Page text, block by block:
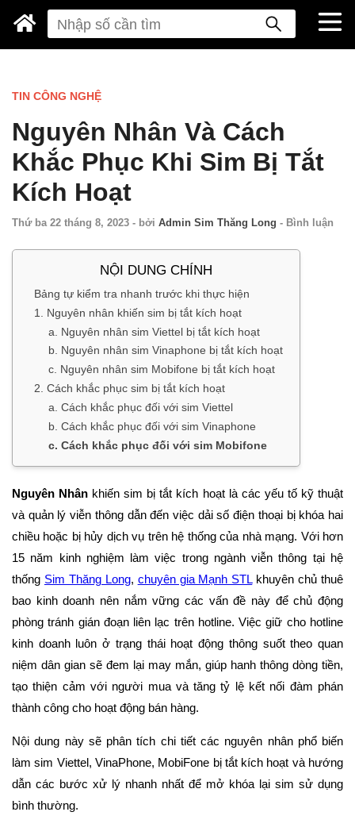
TIN CÔNG NGHỆ
Nguyên Nhân Và Cách
Khắc Phục Khi Sim Bị Tắt
Kích Hoạt
Thứ ba 22 tháng 8, 2023 - bởi Admin Sim Thăng Long - Bình luận
NỘI DUNG CHÍNH
Bảng tự kiểm tra nhanh trước khi thực hiện
1. Nguyên nhân khiến sim bị tắt kích hoạt
a. Nguyên nhân sim Viettel bị tắt kích hoạt
b. Nguyên nhân sim Vinaphone bị tắt kích hoạt
c. Nguyên nhân sim Mobifone bị tắt kích hoạt
2. Cách khắc phục sim bị tắt kích hoạt
a. Cách khắc phục đối với sim Viettel
b. Cách khắc phục đối với sim Vinaphone
c. Cách khắc phục đối với sim Mobifone
Nguyên Nhân khiến sim bị tắt kích hoạt là các yếu tố kỹ thuật
và quản lý viễn thông dẫn đến việc dải số điện thoại bị khóa hai
chiều hoặc bị hủy dịch vụ trên hệ thống của nhà mạng. Với hơn
15 năm kinh nghiệm làm việc trong ngành viễn thông tại hệ
thống Sim Thăng Long, chuyên gia Mạnh STLkhuyên chủ thuê
bao kinh doanh nên nắm vững các vấn đề này để chủ động
phòng tránh gián đoạn liên lạc trên hotline. Việc giữ cho hotline
kinh doanh luôn ở trạng thái hoạt động thông suốt theo quan
niệm dân gian sẽ đem lại may mắn, giúp hanh thông dòng tiền,
tạo thiện cảm với người mua và tăng tỷ lệ kết nối đàm phán
thành công cho hoạt động bán hàng.
Nội dung này sẽ phân tích chi tiết các nguyên nhân phổ biến
làm sim Viettel, VinaPhone, MobiFone bị tắt kích hoạt và hướng
dẫn các bước xử lý nhanh nhất để mở khóa lại sim sử dụng
bình thường.